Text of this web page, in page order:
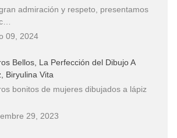
admiración y respeto, presentamos
09, 2024
Bellos, La Perfección del Dibujo A
Biryulina Vita
bonitos de mujeres dibujados a lápiz
29, 2023